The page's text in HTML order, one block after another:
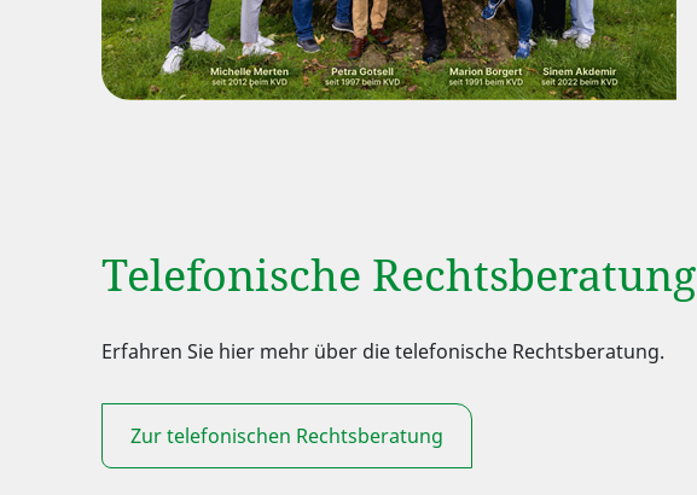
Telefonische Rechtsberatung
Erfahren Sie hier mehr über die telefonische Rechtsberatung.
Zur telefonischen Rechtsberatung